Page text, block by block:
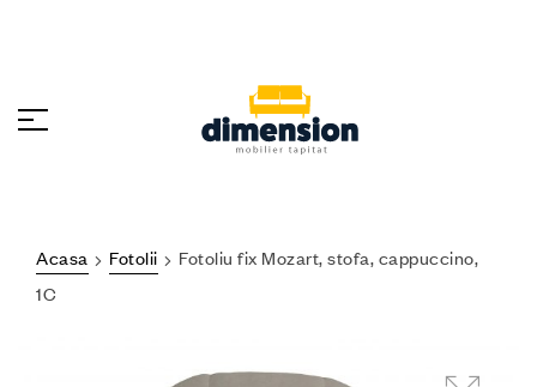
Acasa Fotolii
Fotoliu fix Mozart, stofa, cappuccino,
1C